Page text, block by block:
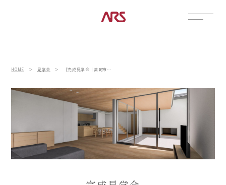
展示場
資料請求
建築実例
コラム
インタビュー
HOME ＞ 見学会 ＞ ［完成見学会｜高岡市美幸町］上質な木のぬくもりに包まれた平屋のように住まう家